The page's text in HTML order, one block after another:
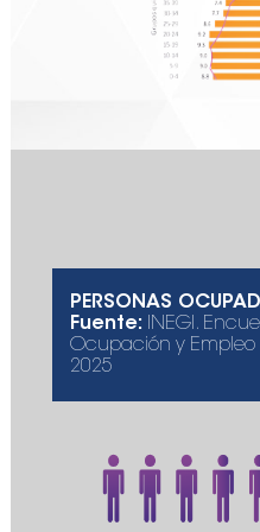
PERSONAS
Fuente:
INEGI.
Ocupación y Empleo
2025